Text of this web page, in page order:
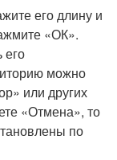
его длину и
«ОК».
его
можно
или других
«Отмена», то
по